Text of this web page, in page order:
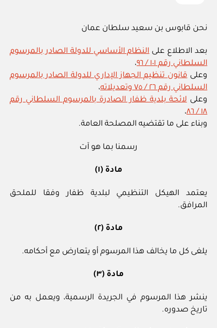
نحن قابوس بن سعيد سلطان عمان
بعد الاطلاع علىالنظام الأساسي للدولة الصادر بالمرسوم
السلطاني رقم ١٠١ / ٩٦
،
وعلىقانون تنظيم الجهاز الإداري للدولة الصادر بالمرسوم
السلطاني رقم ٢٦ / ٧٥ وتعديلاته
،
وعلىلائحة بلدية ظفار الصادرة بالمرسوم السلطاني رقم
١٨ / ٨٦
،
وبناء على ما تقتضيه المصلحة العامة.
رسمنا بما هو آت
مادة (١)
يعتمد الهيكل التنظيمي لبلدية ظفار وفقا للملحق
المرافق.
مادة (٢)
يلغى كل ما يخالف هذا المرسوم أو يتعارض مع أحكامه.
مادة (٣)
ينشر هذا المرسوم في الجريدة الرسمية، ويعمل به من
تاريخ صدوره.